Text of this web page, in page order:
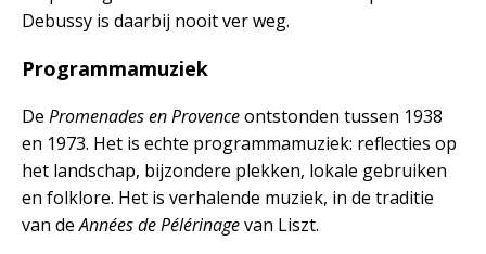
Debussy is daarbij nooit ver weg.
Programmamuziek
De Promenades en Provenceontstonden tussen 1938
en 1973. Het is echte programmamuziek: reflecties op
het landschap, bijzondere plekken, lokale gebruiken
en folklore. Het is verhalende muziek, in de traditie
van deAnnées de Pélérinagevan Liszt.